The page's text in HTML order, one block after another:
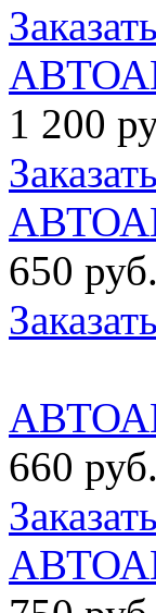
Заказать
1 200
Заказать
650 руб.
Заказать
660 руб.
Заказать